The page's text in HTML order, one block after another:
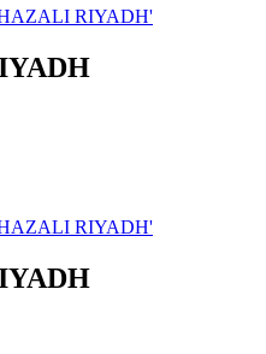
RIYADH'
RIYADH'